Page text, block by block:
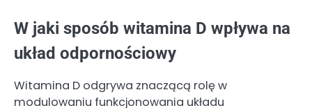
W jaki sposób witamina D wpływa na
układ odpornościowy
Witamina D odgrywa znaczącą rolę w
modulowaniu funkcjonowania układu